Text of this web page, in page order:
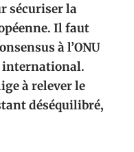
sécuriser la
Il faut
à l’ONU
international.
à relever le
déséquilibré,